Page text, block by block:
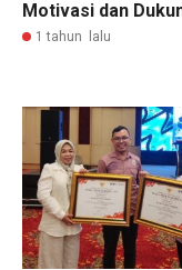
Motivasi dan
1 tahun lalu